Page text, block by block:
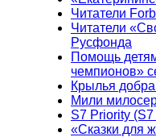
Читатели
Читатели
Русфонда
Помощь
чемпионов»
Крылья
Мили
S7 Priority
«Сказки для